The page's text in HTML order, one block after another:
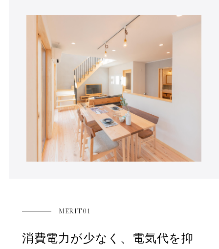
MERIT01
消費電力が少なく、 電気代を抑